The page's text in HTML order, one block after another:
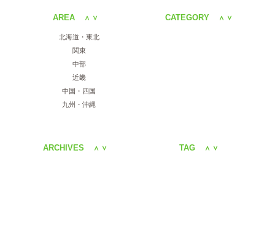
AREA ＜ ＞
北海道・東北
関東
中部
近畿
中国・四国
九州・沖縄
CATEGORY ＜ ＞
ARCHIVES ＜ ＞ TAG ＜ ＞